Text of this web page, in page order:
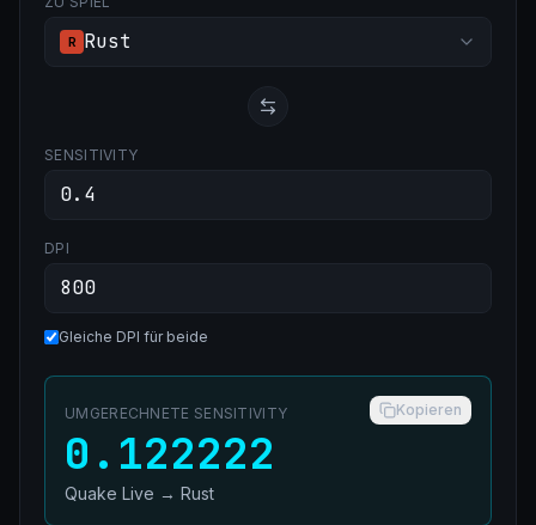
R Rust
SENSITIVITY
DPI
Gleiche DPI für beide
UMGERECHNETE SENSITIVITY Kopieren
0.122222
Quake Live → Rust